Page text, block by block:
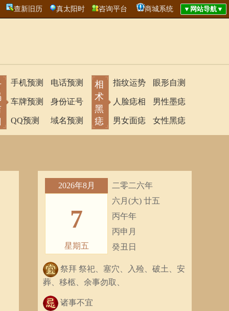
查新旧历 真太阳时 咨询平台 商城系统
手机预测
车牌预测
QQ预测
电话预测
身份证号
域名预测
相
术
黑
痣
指纹运势
人脸痣相
男女面痣
眼形自测
男性墨痣
女性黑痣
2026年8月
7
星期五
二零二六年
六月(大) 廿五
丙午年
丙申月
癸丑日
祭拜 祭祀、塞穴、入殓、破土、安
葬、移柩、余事勿取、
诸事不宜